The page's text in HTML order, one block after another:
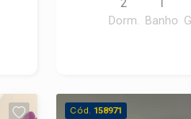
planejados,
excelente
pontos de
Dorm. Banho
Cód. 158971